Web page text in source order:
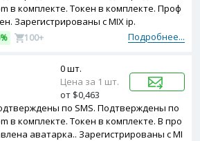
в комплекте. Токен в комплекте. Проф
Зарегистрированы с MIX ip.
Подробнее...
100+
по SMS. Подтверждены по
в комплекте. Токен в комплекте. В про
аватарка.. Зарегистрированы с MI
0 шт.
Цена за 1 шт.
от $0,463